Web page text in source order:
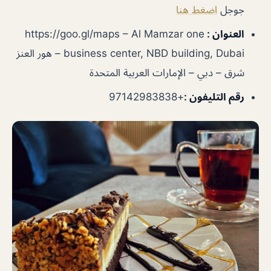
جوجل اضغط هنا
العنوان : https://goo.gl/maps – Al Mamzar one
business center, NBD building, Dubai – هور العنز
شرق – دبي – الإمارات العربية المتحدة
رقم التليفون :+97142983838